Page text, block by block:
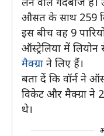
औसत के साथ 259
इस बीच वह 9
ऑस्ट्रेलिया में
मैक्ग्रा ने लिए हैं।
बता दें कि वॉर्न ने
विकेट और मैक्ग्रा
थे।